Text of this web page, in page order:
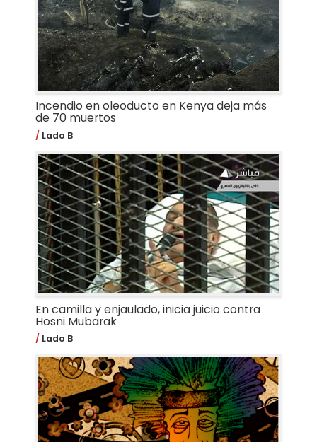
Incendio en oleoducto en Kenya deja más
de 70 muertos
Lado B
En camilla y enjaulado, inicia juicio contra
Hosni Mubarak
Lado B